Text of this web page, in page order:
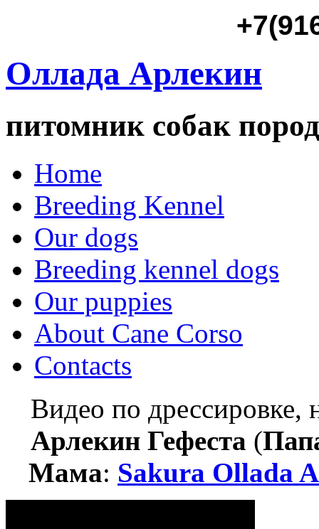
Оллада Арлекин
питомник собак
Home
Breeding Kennel
Our dogs
Breeding kennel dogs
Our puppies
About Cane Corso
Contacts
Видео по дрессировке,
Арлекин Гефеста (
Мама: Sakura Ollada